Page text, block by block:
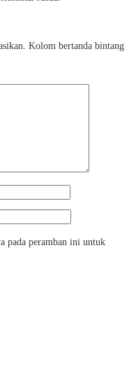
Kolom bertanda bintang
pada peramban ini untuk